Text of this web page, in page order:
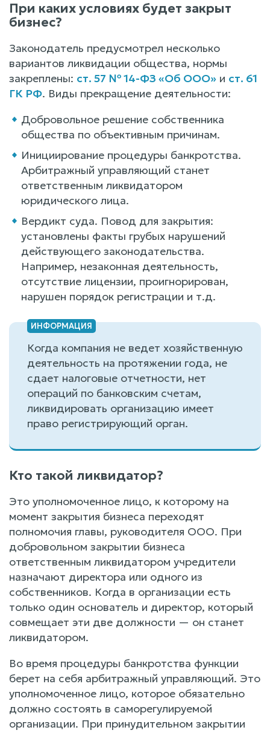
При каких условиях будет закрыт
бизнес?
Законодатель предусмотрел несколько
вариантов ликвидации общества, нормы
закреплены: ст. 57 № 14-ФЗ «Об ООО» и ст. 61
ГК РФ. Виды прекращение деятельности:
Добровольное решение собственника
общества по объективным причинам.
Инициирование процедуры банкротства.
Арбитражный управляющий станет
ответственным ликвидатором
юридического лица.
Вердикт суда. Повод для закрытия:
установлены факты грубых нарушений
действующего законодательства.
Например, незаконная деятельность,
отсутствие лицензии, проигнорирован,
нарушен порядок регистрации и т.д.
Когда компания не ведет хозяйственную
деятельность на протяжении года, не
сдает налоговые отчетности, нет
операций по банковским счетам,
ликвидировать организацию имеет
право регистрирующий орган.
Кто такой ликвидатор?
Это уполномоченное лицо, к которому на
момент закрытия бизнеса переходят
полномочия главы, руководителя ООО. При
добровольном закрытии бизнеса
ответственным ликвидатором учредители
назначают директора или одного из
собственников. Когда в организации есть
только один основатель и директор, который
совмещает эти две должности — он станет
ликвидатором.
Во время процедуры банкротства функции
берет на себя арбитражный управляющий. Это
уполномоченное лицо, которое обязательно
должно состоять в саморегулируемой
организации. При принудительном закрытии